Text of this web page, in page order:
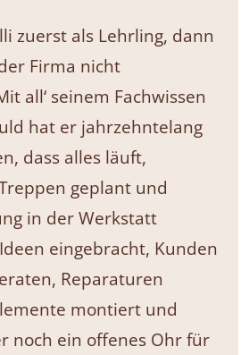
zuerst als Lehrling, dann
Firma nicht
all‘ seinem Fachwissen
hat er jahrzehntelang
dass alles läuft,
geplant und
in der Werkstatt
eingebracht, Kunden
Reparaturen
montiert und
noch ein offenes Ohr für